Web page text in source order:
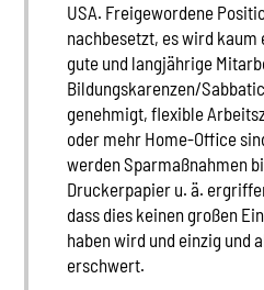
USA. Freigewordene
nachbesetzt, es wird kaum
gute und langjährige
Bildungskarenzen/
genehmigt, flexible
oder mehr Home-Office
werden Sparmaßnahmen
Druckerpapier u. ä.
dass dies keinen großen
haben wird und einzig und
erschwert.